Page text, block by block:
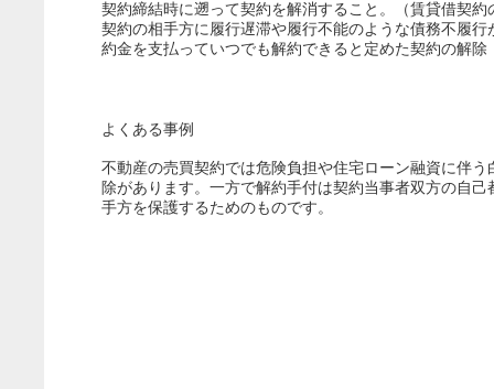
契約締結時に遡って契約を解消すること。（賃貸借契
契約の相手方に履行遅滞や履行不能のような債務不履
約金を支払っていつでも解約できると定めた契約の解
よくある事例
不動産の売買契約では危険負担や住宅ローン融資に伴
除があります。一方で解約手付は契約当事者双方の自
手方を保護するためのものです。